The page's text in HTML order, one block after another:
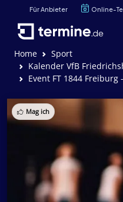
Für Anbieter Online-
Home
Sport
Kalender VfB
Event FT 1844
Mag ich